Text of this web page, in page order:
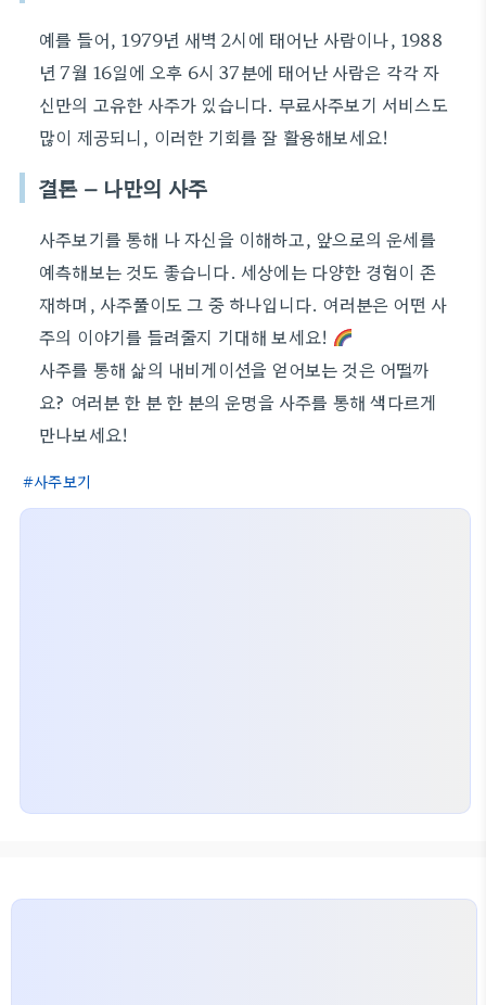
예를 들어, 1979년 새벽 2시에 태어난 사람이나, 1988
년 7월 16일에 오후 6시 37분에 태어난 사람은 각각 자
신만의 고유한 사주가 있습니다. 무료사주보기 서비스도
많이 제공되니, 이러한 기회를 잘 활용해보세요!
결론 – 나만의 사주
사주보기를 통해 나 자신을 이해하고, 앞으로의 운세를
예측해보는 것도 좋습니다. 세상에는 다양한 경험이 존
재하며, 사주풀이도 그 중 하나입니다. 여러분은 어떤 사
주의 이야기를 들려줄지 기대해 보세요!
사주를 통해 삶의 내비게이션을 얻어보는 것은 어떨까
요? 여러분 한 분 한 분의 운명을 사주를 통해 색다르게
만나보세요!
사주보기